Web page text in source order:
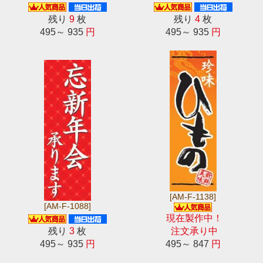
残り9 枚
495～ 935 円
残り4 枚
495～ 935 円
[AM-F-1088]
残り3 枚
495～ 935 円
[AM-F-1138]
現在製作中！
注文承り中
495～ 847 円